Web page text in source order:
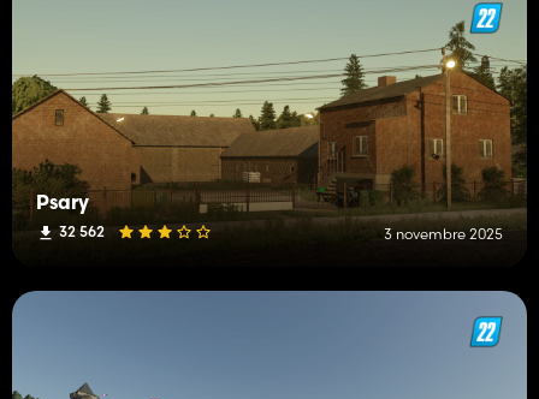
Psary
32 562 3 novembre 2025